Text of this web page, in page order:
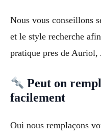
Nous vous conseillons
et le style recherche
pratique pres de
Peut on
facilement
Oui nous remplaçons